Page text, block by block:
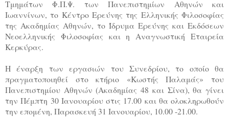
Τμημάτων Φ.Π.Ψ. των Πανεπιστημίων Αθηνών και
Ιωαννίνων, το Κέντρο Ερεύνης της Ελληνικής Φιλοσοφίας
της Ακαδημίας Αθηνών, τo Ίδρυμα Ερεύνης και Εκδόσεων
Νεοελληνικής Φιλοσοφίας και η Αναγνωστική Εταιρεία
Κερκύρας.
Η έναρξη των εργασιών του Συνεδρίου, το οποίο θα
πραγματοποιηθεί στο κτήριο «Κωστής Παλαμάς» του
Πανεπιστημίου Αθηνών (Ακαδημίας 48 και Σίνα), θα γίνει
την Πέμπτη 30 Ιανουαρίου στις 17.00 και θα ολοκληρωθούν
την επομένη, Παρασκευή 31 Ιανουαρίου, 10.00 -21.00.